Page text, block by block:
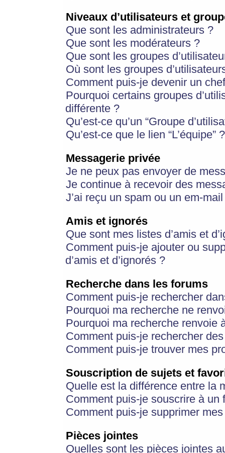
Niveaux d’utilisateurs et
Que sont les administrateurs ?
Que sont les modérateurs ?
Que sont les groupes
Où sont les groupes
Comment puis-je devenir un
Pourquoi certains groupes
différente ?
Qu’est-ce qu’un “Groupe
Qu’est-ce que le lien “L’équipe” ?
Messagerie privée
Je ne peux pas envoyer de
Je continue à recevoir des
J’ai reçu un spam ou un em-
Amis et ignorés
Que sont mes listes d’amis et
Comment puis-je ajouter ou
d’amis et d’ignorés ?
Recherche dans les forums
Comment puis-je rechercher
Pourquoi ma recherche ne
Pourquoi ma recherche renvoie
Comment puis-je rechercher
Comment puis-je trouver mes
Souscription de sujets et
Quelle est la différence entre la
Comment puis-je souscrire à
Comment puis-je supprimer
Pièces jointes
Quelles sont les pièces jointes